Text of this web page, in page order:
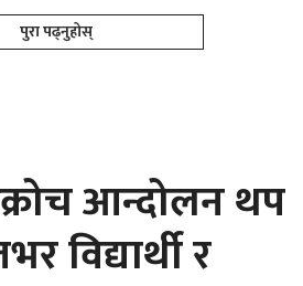
पुरा पढ्नुहोस्
आन्दोलन थप
विद्यार्थी र